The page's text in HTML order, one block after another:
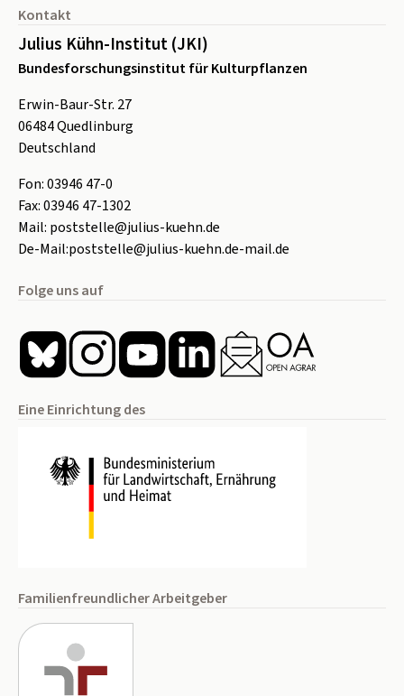
Kontakt
Julius Kühn-Institut (JKI)
Bundesforschungsinstitut für Kulturpflanzen
Erwin-Baur-Str. 27
06484Quedlinburg
Deutschland
Fon:03946 47-0
Fax:03946 47-1302
Mail: poststelle@julius-kuehn.de
De-Mail:poststelle@julius-kuehn.de-mail.de
Folge uns auf
Eine Einrichtung des
Familienfreundlicher Arbeitgeber